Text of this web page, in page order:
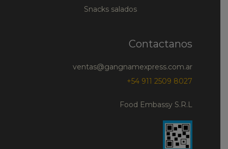
Snacks salados
Contactanos
ventas@gangnamexpress.com.ar
+54 911 2509 8027
Food Embassy S.R.L